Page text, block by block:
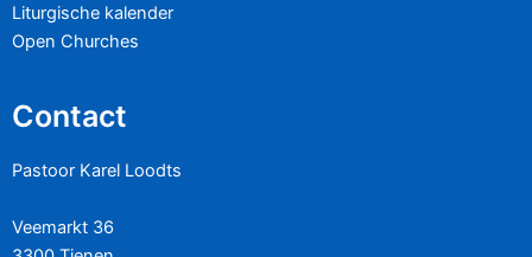
Liturgische kalender
Open Churches
Contact
Pastoor Karel Loodts
Veemarkt 36